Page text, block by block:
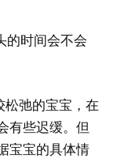
时间会不会
弛的宝宝，在
有些迟缓。但
宝宝的具体情